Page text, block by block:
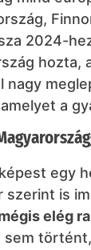
2024-
hozta,
nagy
a
egy
szerint is
elég
sem történt,